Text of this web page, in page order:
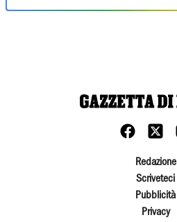
Redazione
Scriveteci
Pubblicità
Privacy